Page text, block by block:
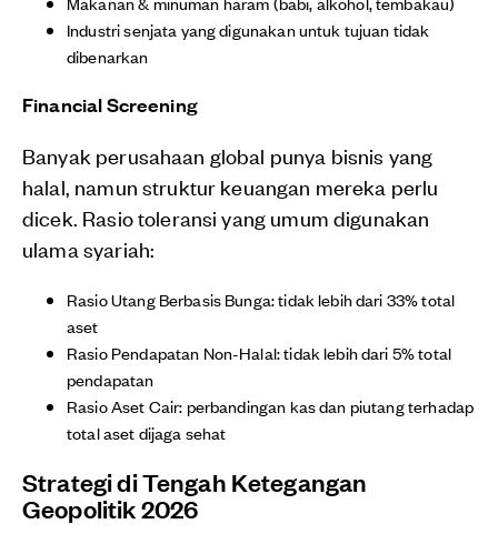
Industri senjata yang digunakan untuk tujuan tidak
dibenarkan
Financial Screening
Banyak perusahaan global punya bisnis yang
halal, namun struktur keuangan mereka perlu
dicek. Rasio toleransi yang umum digunakan
ulama syariah:
Rasio Utang Berbasis Bunga: tidak lebih dari 33% total
aset
Rasio Pendapatan Non-Halal: tidak lebih dari 5% total
pendapatan
Rasio Aset Cair: perbandingan kas dan piutang terhadap
total aset dijaga sehat
Strategi di Tengah Ketegangan
Geopolitik 2026